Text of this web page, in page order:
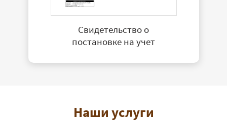
Свидетельство о
постановке на учет
Наши услуги